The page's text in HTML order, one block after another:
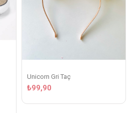
Unicorn Gri Taç
₺99,90